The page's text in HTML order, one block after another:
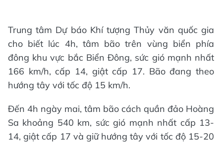
Trung tâm Dự báo Khí tượng Thủy văn quốc gia
cho biết lúc 4h, tâm bão trên vùng biển phía
đông khu vực bắc Biển Đông, sức gió mạnh nhất
166 km/h, cấp 14, giật cấp 17. Bão đang theo
hướng tây với tốc độ 15 km/h.
Đến 4h ngày mai, tâm bão cách quần đảo Hoàng
Sa khoảng 540 km, sức gió mạnh nhất cấp 13-
14, giật cấp 17 và giữ hướng tây với tốc độ 15-20